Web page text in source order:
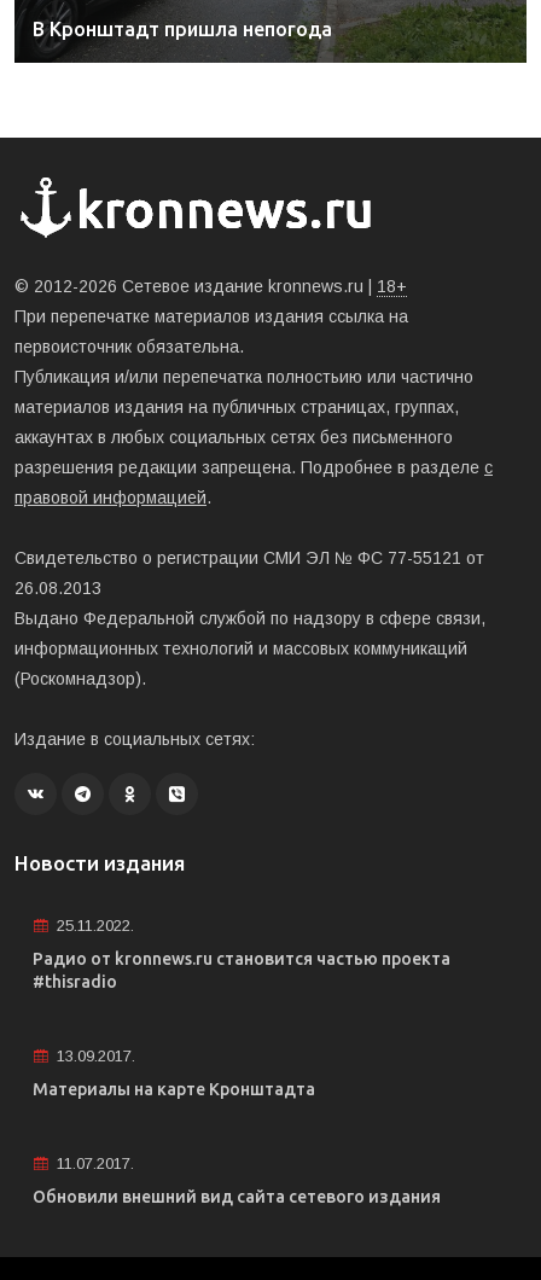
В Кронштадт пришла непогода
© 2012-2026 Сетевое издание kronnews.ru | 18+
При перепечатке материалов издания ссылка на
первоисточник обязательна.
Публикация и/или перепечатка полностьию или частично
материалов издания на публичных страницах, группах,
аккаунтах в любых социальных сетях без письменного
разрешения редакции запрещена. Подробнее в разделе с
правовой информацией.
Свидетельство о регистрации СМИ ЭЛ № ФС 77-55121 от
26.08.2013
Выдано Федеральной службой по надзору в сфере связи,
информационных технологий и массовых коммуникаций
(Роскомнадзор).
Издание в социальных сетях:
Новости издания
25.11.2022.
Радио от kronnews.ru становится частью проекта
#thisradio
13.09.2017.
Материалы на карте Кронштадта
11.07.2017.
Обновили внешний вид сайта сетевого издания